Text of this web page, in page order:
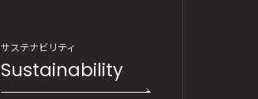
サステナビリティ
Sustainability